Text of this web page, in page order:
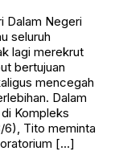
Dalam Negeri
seluruh
lagi merekrut
bertujuan
mencegah
Dalam
Kompleks
6), Tito meminta
[…]